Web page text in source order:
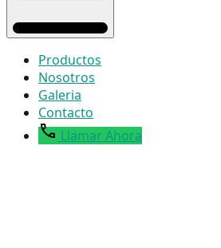
Productos
Nosotros
Galeria
Contacto
Llamar Ahora